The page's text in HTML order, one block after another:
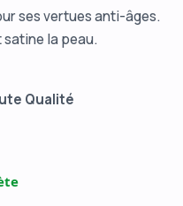
ses vertues anti-âges.
la peau.
Qualité